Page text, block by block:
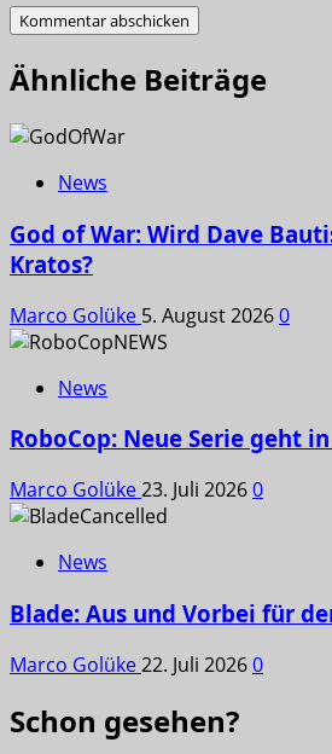
Ähnliche Beiträge
News
God of War: Wird Dave
Kratos?
Marco Golüke 5. August 20260
News
RoboCop: Neue Serie geht
Marco Golüke23. Juli 20260
News
Blade: Aus und Vorbei für
Marco Golüke22. Juli 20260
Schon gesehen?